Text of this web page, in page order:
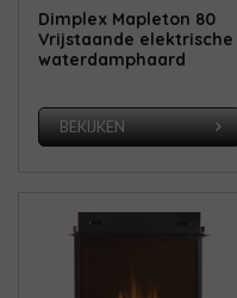
Dimplex Mapleton 80
Vrijstaande elektrische
waterdamphaard
BEKIJKEN